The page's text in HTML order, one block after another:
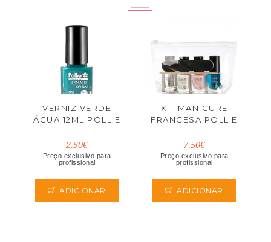
VERNIZ VERDE
ÁGUA 12ML POLLIE
2.50€
Preço exclusivo para
profissional
ADICIONAR
KIT MANICURE
FRANCESA POLLIE
7.50€
Preço exclusivo para
profissional
ADICIONAR